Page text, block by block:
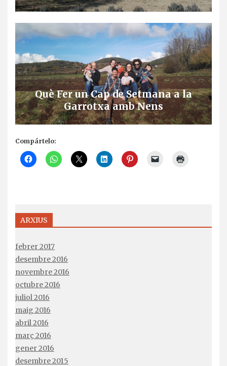
Què Fer un Cap de Setmana a la
Garrotxa amb Nens
Compártelo:
ARXIUS
febrer 2017
desembre 2016
novembre 2016
octubre 2016
juliol 2016
maig 2016
abril 2016
març 2016
gener 2016
desembre 2015